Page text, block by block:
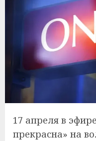
17 апреля в
прекрасна» на